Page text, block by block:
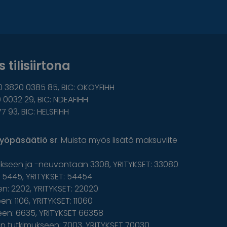
tilisiirtona
0385 85, BIC: OKOYFIHH
29, BIC: NDEAFIHH
93, BIC: HELSFIHH
sr. Muista myös lisätä maksuviite
ja -neuvontaan 3308, YRITYKSET: 33080
YRITYKSET: 54454
YRITYKSET: 22020
YRITYKSET: 11060
6635, YRITYKSET 66358